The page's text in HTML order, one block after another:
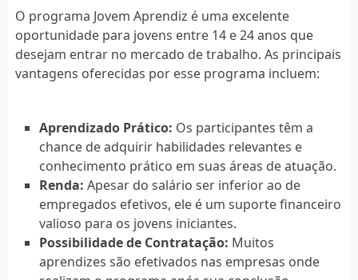
O programa Jovem Aprendiz é uma excelente
oportunidade para jovens entre 14 e 24 anos que
desejam entrar no mercado de trabalho. As principais
vantagens oferecidas por esse programa incluem:
Aprendizado Prático: Os participantes têm a
chance de adquirir habilidades relevantes e
conhecimento prático em suas áreas de atuação.
Renda: Apesar do salário ser inferior ao de
empregados efetivos, ele é um suporte financeiro
valioso para os jovens iniciantes.
Possibilidade de Contratação: Muitos
aprendizes são efetivados nas empresas onde